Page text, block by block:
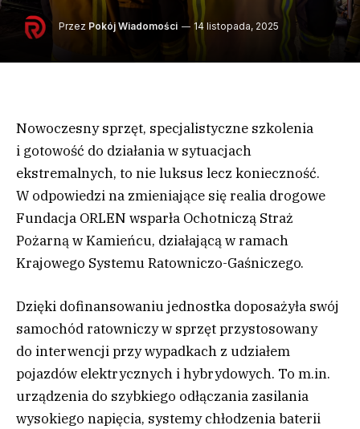
Przez Pokój Wiadomości 14 listopada, 2025
Nowoczesny sprzęt, specjalistyczne szkolenia
i gotowość do działania w sytuacjach
ekstremalnych, to nie luksus lecz konieczność.
W odpowiedzi na zmieniające się realia drogowe
Fundacja ORLEN wsparła Ochotniczą Straż
Pożarną w Kamieńcu, działającą w ramach
Krajowego Systemu Ratowniczo-Gaśniczego.
Dzięki dofinansowaniu jednostka doposażyła swój
samochód ratowniczy w sprzęt przystosowany
do interwencji przy wypadkach z udziałem
pojazdów elektrycznych i hybrydowych. To m.in.
urządzenia do szybkiego odłączania zasilania
wysokiego napięcia, systemy chłodzenia baterii